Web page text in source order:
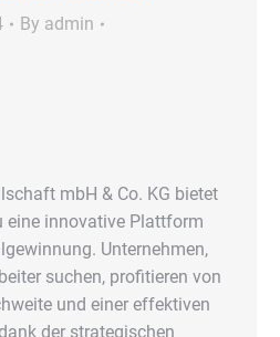
By admin
mbH & Co. KG bietet
eine innovative Plattform
Unternehmen,
suchen, profitieren von
und einer effektiven
der strategischen